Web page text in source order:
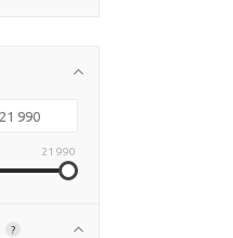
21 990
?